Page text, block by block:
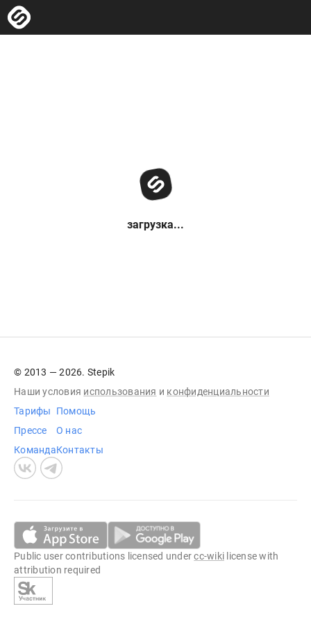
загрузка...
© 2013 — 2026. Stepik
Наши условия использования и конфиденциальности
Тарифы
Прессе
Команда
Помощь
О нас
Контакты
Public user contributions licensed undercc-wiki license with
attribution required